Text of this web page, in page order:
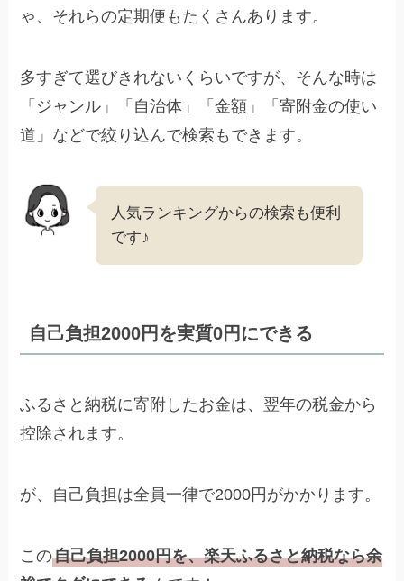
ゃ、それらの定期便もたくさんあります。
多すぎて選びきれないくらいですが、そんな時は
「ジャンル」「自治体」「金額」「寄附金の使い
道」などで絞り込んで検索もできます。
人気ランキングからの検索も便利
です♪
自己負担2000円を実質0円にできる
ふるさと納税に寄附したお金は、翌年の税金から
控除されます。
が、自己負担は全員一律で2000円がかかります。
この自己負担2000円を、楽天ふるさと納税なら余